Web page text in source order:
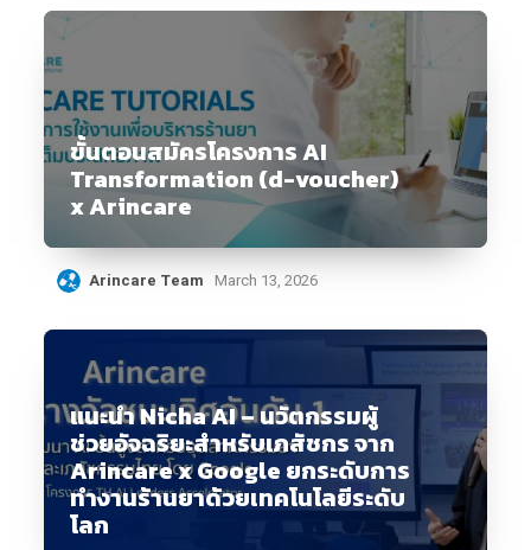
ขั้นตอนสมัครโครงการ AI
Transformation (d-voucher)
x Arincare
Arincare Team March 13, 2026
แนะนำ Nicha AI – นวัตกรรมผู้
ช่วยอัจฉริยะสำหรับเภสัชกร จาก
Arincare x Google ยกระดับการ
ทำงานร้านยาด้วยเทคโนโลยีระดับ
โลก